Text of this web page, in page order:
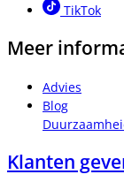
TikTok
Meer
Advies
Blog
Klanten